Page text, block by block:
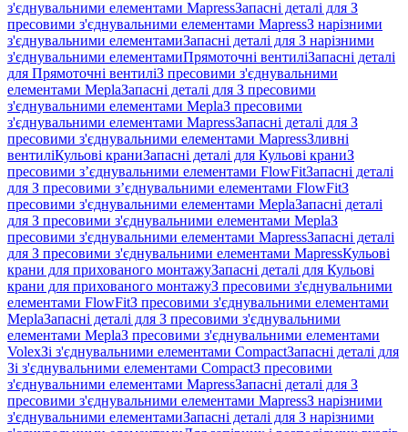
з'єднувальними елементами MapressЗапасні деталі для З
пресовими з'єднувальними елементами MapressЗ нарізними
з'єднувальними елементамиЗапасні деталі для З нарізними
з'єднувальними елементамиПрямоточні вентиліЗапасні деталі
для Прямоточні вентиліЗ пресовими з'єднувальними
елементами MeplaЗапасні деталі для З пресовими
з'єднувальними елементами MeplaЗ пресовими
з'єднувальними елементами MapressЗапасні деталі для З
пресовими з'єднувальними елементами MapressЗливні
вентиліКульові краниЗапасні деталі для Кульові краниЗ
пресовими з’єднувальними елементами FlowFitЗапасні деталі
для З пресовими з’єднувальними елементами FlowFitЗ
пресовими з'єднувальними елементами MeplaЗапасні деталі
для З пресовими з'єднувальними елементами MeplaЗ
пресовими з'єднувальними елементами MapressЗапасні деталі
для З пресовими з'єднувальними елементами MapressКульові
крани для прихованого монтажуЗапасні деталі для Кульові
крани для прихованого монтажуЗ пресовими з'єднувальними
елементами FlowFitЗ пресовими з'єднувальними елементами
MeplaЗапасні деталі для З пресовими з'єднувальними
елементами MeplaЗ пресовими з'єднувальними елементами
VolexЗі з'єднувальними елементами CompactЗапасні деталі для
Зі з'єднувальними елементами CompactЗ пресовими
з'єднувальними елементами MapressЗапасні деталі для З
пресовими з'єднувальними елементами MapressЗ нарізними
з'єднувальними елементамиЗапасні деталі для З нарізними